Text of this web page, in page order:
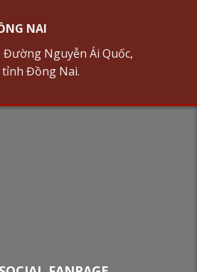
NAI
Đường Nguyễn Ái Quốc,
Đồng Nai.